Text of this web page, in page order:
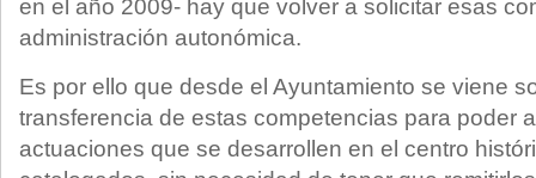
en el año 2009- hay que volver a solicitar esas
administración autonómica.
Es por ello que desde el Ayuntamiento se viene
transferencia de estas competencias para poder
actuaciones que se desarrollen en el centro